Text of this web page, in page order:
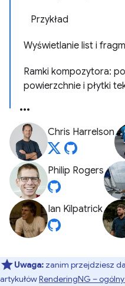
Przykład
Wyświetlanie list i
Ramki kompozytora:
powierzchnie i płytki
Chris Harrelson
Philip Rogers
Ian Kilpatrick
Uwaga: zanim przejdziesz
artykułówRenderingNG –